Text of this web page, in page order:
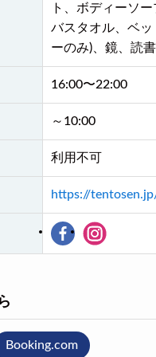
ト、ボディーソ
バスタオル、ベ
ーのみ)、鏡、読
16:00〜22:00
～10:00
利用不可
https://
Booking.com